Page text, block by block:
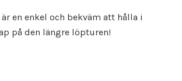
en enkel och bekväm att hålla i
på den längre löpturen!